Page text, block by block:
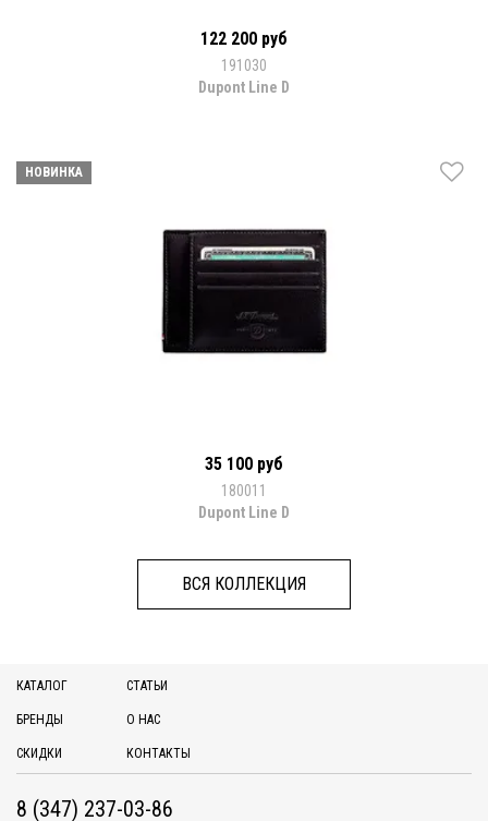
122 200 руб
191030
Dupont Line D
НОВИНКА
35 100 руб
180011
Dupont Line D
ВСЯ КОЛЛЕКЦИЯ
КАТАЛОГ
БРЕНДЫ
СКИДКИ
СТАТЬИ
О НАС
КОНТАКТЫ
8 (347) 237-03-86